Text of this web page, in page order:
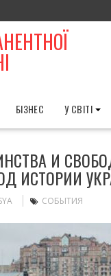
БІЗНЕС У СВІТІ
И
ИСТОРИИ
СОБЫТИЯ